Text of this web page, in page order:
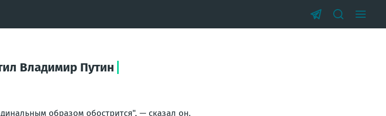
Владимир Путин
образом обострится", — сказал он.